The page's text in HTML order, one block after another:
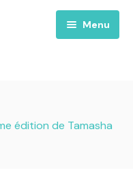
Menu
édition de Tamasha